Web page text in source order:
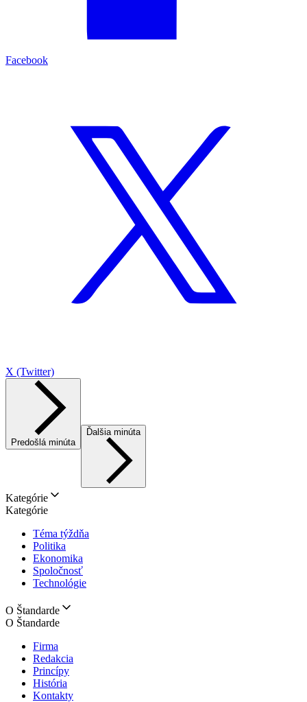
Facebook
X (Twitter)
Predošlá minúta
Ďalšia minúta
Kategórie
Kategórie
Téma týždňa
Politika
Ekonomika
Spoločnosť
Technológie
O Štandarde
O Štandarde
Firma
Redakcia
Princípy
História
Kontakty